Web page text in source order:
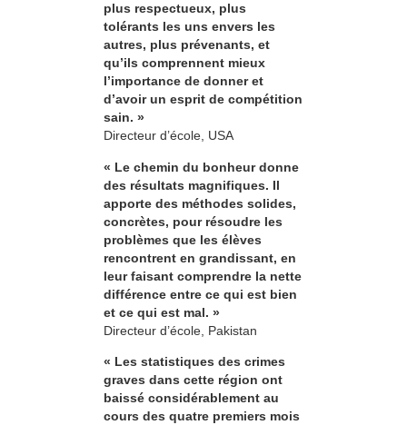
plus respectueux, plus
tolérants les uns envers les
autres, plus prévenants, et
qu’ils comprennent mieux
l’importance de donner et
d’avoir un esprit de compétition
sain. »
Directeur d’école, USA
« Le chemin du bonheur donne
des résultats magnifiques. Il
apporte des méthodes solides,
concrètes, pour résoudre les
problèmes que les élèves
rencontrent en grandissant, en
leur faisant comprendre la nette
différence entre ce qui est bien
et ce qui est mal. »
Directeur d’école, Pakistan
« Les statistiques des crimes
graves dans cette région ont
baissé considérablement au
cours des quatre premiers mois